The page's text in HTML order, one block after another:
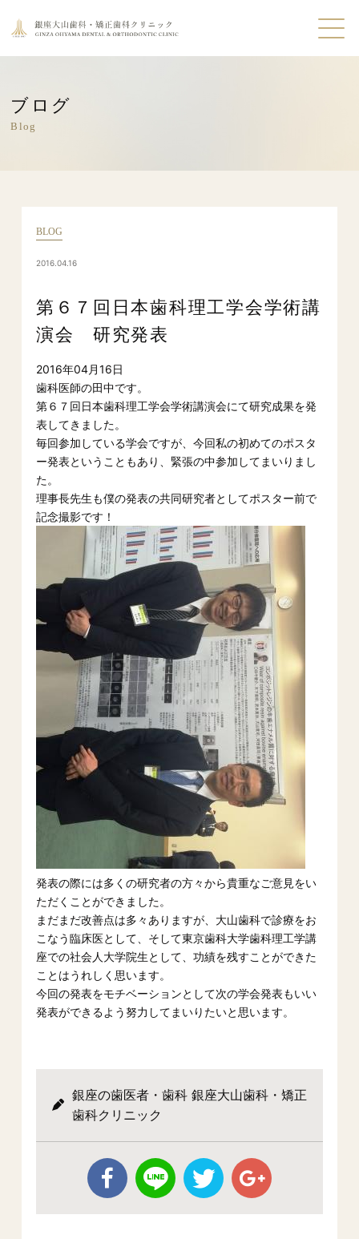
ブログ
Blog
BLOG
2016.04.16
第６７回日本歯科理工学会学術講
演会 研究発表
2016年04月16日
歯科医師の田中です。
第６７回日本歯科理工学会学術講演会にて研究成果を発
表してきました。
毎回参加している学会ですが、 今回私の初めてのポスタ
ー発表ということもあり、 緊張の中参加してまいりまし
た。
理事長先生も僕の発表の共同研究者としてポスター前で
記念撮影です！
発表の際には多くの研究者の方々から貴重なご意見をい
ただくことができました。
まだまだ改善点は多々ありますが、大山歯科で診療をお
こなう臨床医として、そして東京歯科大学歯科理工学講
座での社会人大学院生として、功績を残すことができた
ことはうれしく思います。
今回の発表をモチベーションとして次の学会発表もいい
発表ができ るよう努力してまいりたいと思います。
銀座の歯医者・歯科 銀座大山歯科・矯正
歯科クリニック